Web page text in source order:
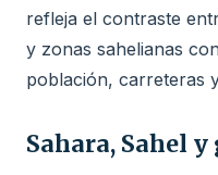
refleja el contraste
y zonas sahelianas
población, carreteras
Sahara, Sahel